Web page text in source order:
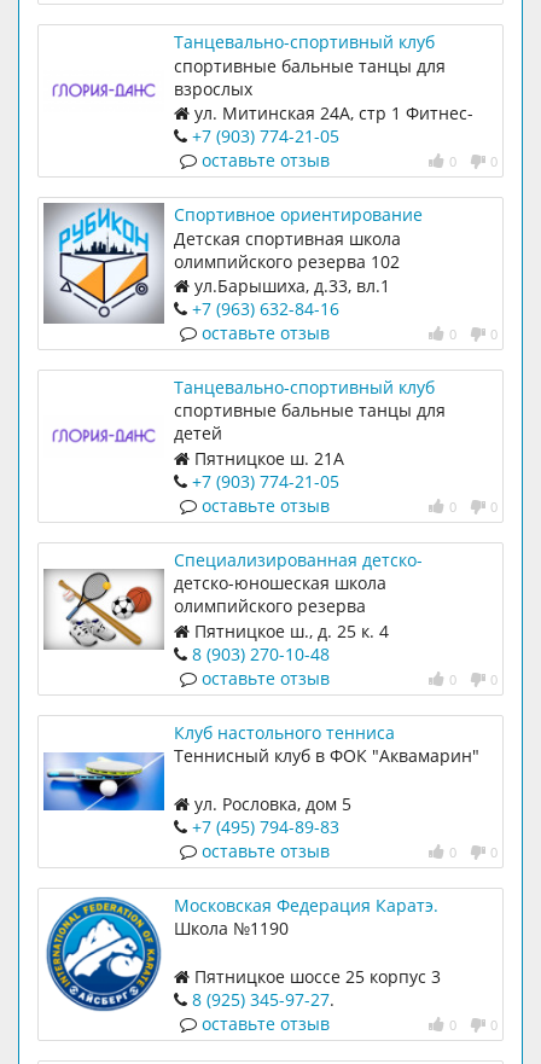
Танцевально-спортивный клуб
Глория-Данс на Митинской
спортивные бальные танцы для
взрослых
ул. Митинская 24А, стр 1 Фитнес-
клуб [Republika]
+7 (903) 774-21-05
0 0
оставьте отзыв
Спортивное ориентирование
"Рубикон"
Детская спортивная школа
олимпийского резерва 102
ул.Барышиха, д.33, вл.1
+7 (963) 632-84-16
0 0
оставьте отзыв
Танцевально-спортивный клуб
Глория-Данс на Пятницком шоссе
спортивные бальные танцы для
детей
Пятницкое ш. 21А
+7 (903) 774-21-05
0 0
оставьте отзыв
Специализированная детско-
юношеская школа олимпийского
резерва №46
детско-юношеская школа
олимпийского резерва
Пятницкое ш., д. 25 к. 4
8 (903) 270-10-48
0 0
оставьте отзыв
Клуб настольного тенниса
Теннисный клуб в ФОК "Аквамарин"
ул. Рословка, дом 5
+7 (495) 794-89-83
0 0
оставьте отзыв
Московская Федерация Каратэ.
Спортивный Клуб Айсберг
Школа №1190
Пятницкое шоссе 25 корпус 3
8 (925) 345-97-27.
0 0
оставьте отзыв